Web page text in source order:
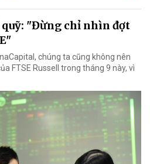
quỹ: "Đừng chỉ nhìn đợt
chúng ta cũng không nên
FTSE Russell trong tháng 9 này, vì